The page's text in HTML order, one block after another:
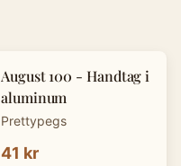
August 100 - Handtag i
aluminum
Prettypegs
41 kr